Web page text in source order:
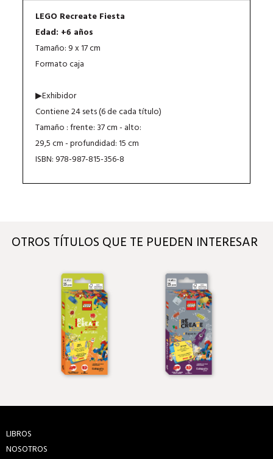
LEGO Recreate Fiesta
Edad: +6 años
Tamaño: 9 x 17 cm
Formato caja
▶Exhibidor
Contiene 24 sets (6 de cada título)
Tamaño : frente: 37 cm - alto:
29,5 cm - profundidad: 15 cm
ISBN: 978-987-815-356-8
OTROS TÍTULOS QUE TE PUEDEN INTERESAR
LIBROS
NOSOTROS